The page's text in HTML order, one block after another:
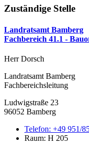
Zuständige Stelle
Landratsamt Bamberg
Fachbereich 41.1 -
Herr Dorsch
Landratsamt Bamberg
Fachbereichsleitung
Ludwigstraße 23
96052 Bamberg
Telefon: +49 951/
Raum: H 205